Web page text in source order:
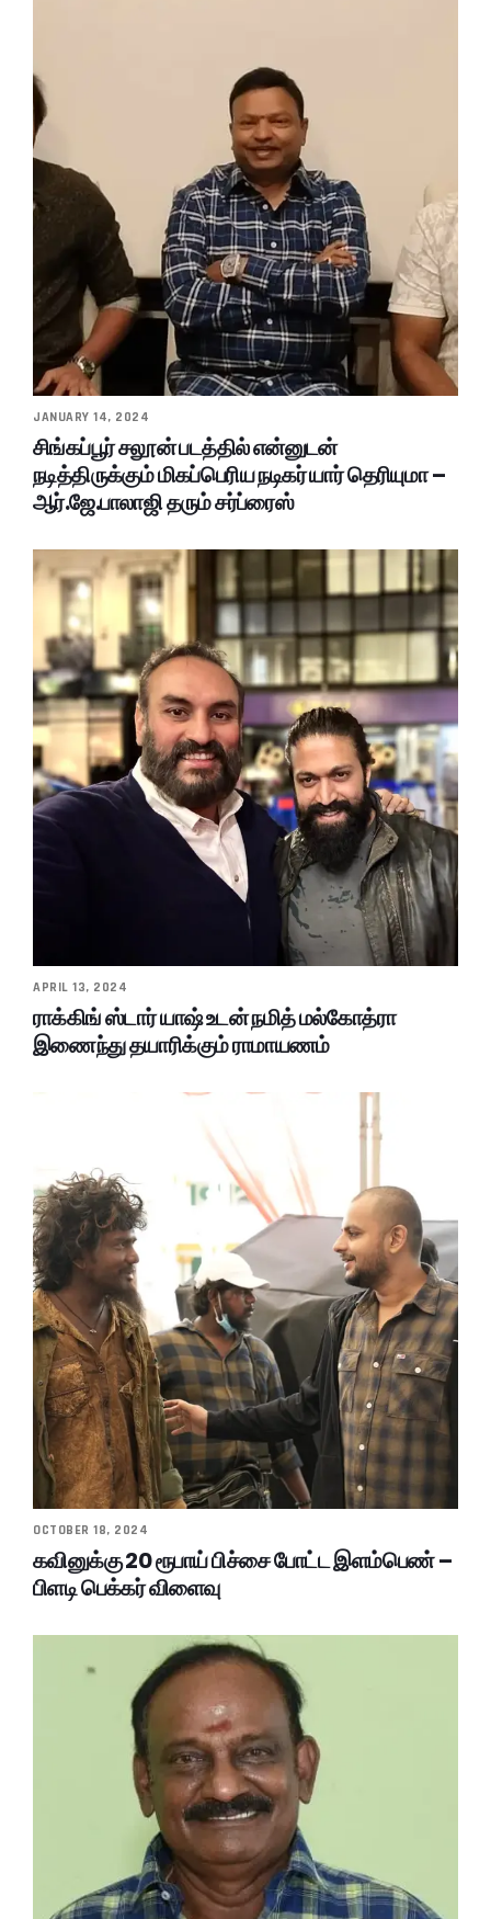
JANUARY 14, 2024
சிங்கப்பூர் சலூன் படத்தில் என்னுடன்
நடித்திருக்கும் மிகப்பெரிய நடிகர் யார் தெரியுமா –
ஆர்.ஜே.பாலாஜி தரும் சர்ப்ரைஸ்
APRIL 13, 2024
ராக்கிங் ஸ்டார் யாஷ் உடன் நமித் மல்கோத்ரா
இணைந்து தயாரிக்கும் ராமாயணம்
OCTOBER 18, 2024
கவினுக்கு 20 ரூபாய் பிச்சை போட்ட இளம்பெண் –
பிளடி பெக்கர் விளைவு